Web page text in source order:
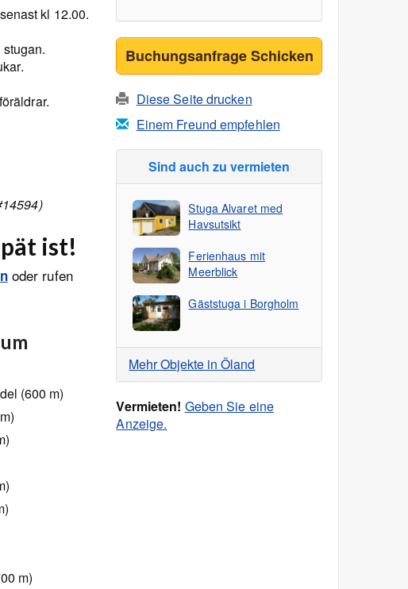
kl 12.00.
ist!
oder rufen
(600 m)
m)
Buchungsanfrage Schicken
Diese Seite drucken
Einem Freund empfehlen
Sind auch zu vermieten
Stuga Alvaret med
Havsutsikt
Ferienhaus mit
Meerblick
Gäststuga i Borgholm
Mehr Objekte in Öland
Vermieten! Geben Sie eine
Anzeige.